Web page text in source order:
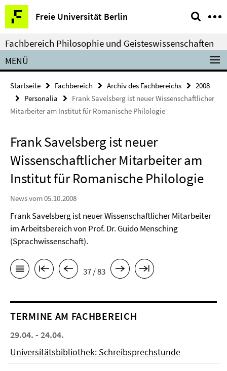
Springe
direkt
zu
Inhalt
Freie Universität Berlin
Service-
Navigation
Fachbereich Philosophie und Geisteswissenschaften
MENÜ
Startseite Fachbereich Archiv des Fachbereichs
2008
Personalia
Frank Savelsberg ist neuer Wissenschaftlicher
Mitarbeiter am Institut für Romanische Philologie
Frank Savelsberg ist neuer
Wissenschaftlicher Mitarbeiter am
Institut für Romanische Philologie
News vom 05.10.2008
Frank Savelsbergist neuer Wissenschaftlicher Mitarbeiter
im Arbeitsbereich von Prof. Dr. Guido Mensching
(Sprachwissenschaft).
37 / 83
TERMINE AM FACHBEREICH
29.04. - 24.04.
Universitätsbibliothek: Schreibsprechstunde